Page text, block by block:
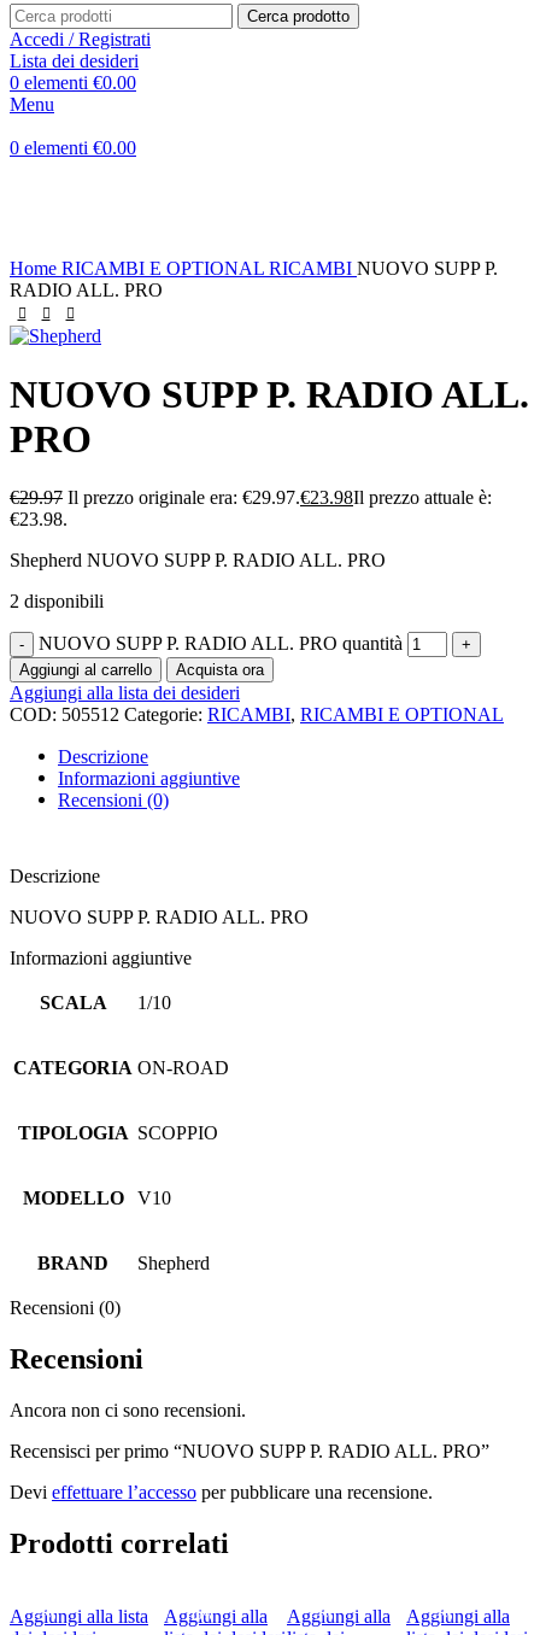
Cerca prodotto
Accedi / Registrati
Lista dei desideri
0 elementi €0.00
Menu
0 elementi €0.00
Home RICAMBI E OPTIONAL RICAMBI NUOVO SUPP P.
RADIO ALL. PRO
NUOVO SUPP P. RADIO ALL.
PRO
€29.97 Il prezzo originale era: €29.97.€23.98Il prezzo attuale è:
€23.98.
Shepherd NUOVO SUPP P. RADIO ALL. PRO
2 disponibili
NUOVO SUPP P. RADIO ALL. PRO quantità
Aggiungi al carrello Acquista ora
Aggiungi alla lista dei desideri
COD: 505512 Categorie: RICAMBI, RICAMBI E OPTIONAL
Descrizione
Informazioni aggiuntive
Recensioni (0)
Descrizione
NUOVO SUPP P. RADIO ALL. PRO
Informazioni aggiuntive
SCALA 1/10
CATEGORIA ON-ROAD
TIPOLOGIA SCOPPIO
MODELLO V10
BRAND Shepherd
Recensioni (0)
Recensioni
Ancora non ci sono recensioni.
Recensisci per primo “NUOVO SUPP P. RADIO ALL. PRO”
Devi effettuare l’accesso per pubblicare una recensione.
Prodotti correlati
-5%
Aggiungi alla lista
-10%
Aggiungi alla
-5%
Aggiungi alla
-5%
Aggiungi alla